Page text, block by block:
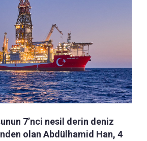
7’nci nesil derin deniz
olan Abdülhamid Han, 4